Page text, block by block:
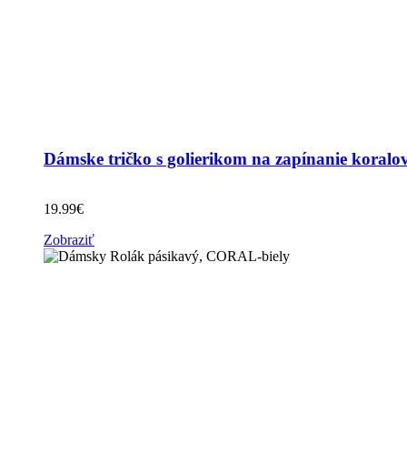
Dámske tričko s golierikom na zapínanie
19.99€
Zobraziť